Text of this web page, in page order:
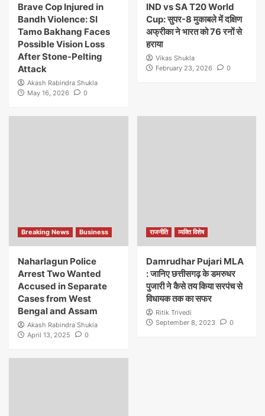
Brave Cop Injured in
Bandh Violence: SI
Tamo Bakhang Faces
Possible Vision Loss
After Stone-Pelting
Attack
Akash Rabindra Shukla
May 16, 2026
0
IND vs SA T20 World
Cup: सुपर-8 मुकाबले में दक्षिण
अफ्रीका ने भारत को 76 रनों से
हराया
Vikas Shukla
February 23, 2026
0
Breaking News Business
Naharlagun Police
Arrest Two Wanted
Accused in Separate
Cases from West
Bengal and Assam
Akash Rabindra Shukla
April 13, 2025
0
राजनीति व्यक्ति विशेष
Damrudhar Pujari MLA
: जानिए छत्तीसगढ़ के डमरुधर
पुजारी ने कैसे तय किया सरपंच से
विधायक तक का सफर
Ritik Trivedi
September 8, 2023
0